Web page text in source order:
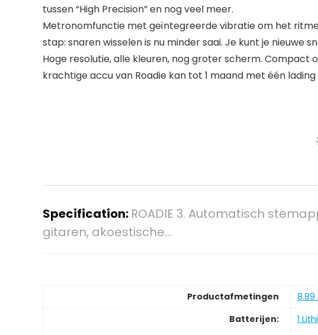
tussen “High Precision” en nog veel meer.
Metronomfunctie met geïntegreerde vibratie om het
stap: snaren wisselen is nu minder saai. Je kunt je
Hoge resolutie, alle kleuren, nog groter scherm.
krachtige accu van Roadie kan tot 1 maand met één
Specification: ROADIE 3. Automatisch
gitaren, akoestische…
Productafmetingen
‎8.89
Batterijen:
‎1